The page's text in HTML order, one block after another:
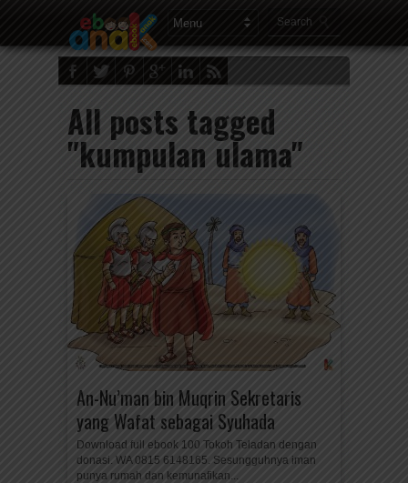
All posts tagged
"kumpulan ulama"
An-Nu’man bin Muqrin Sekretaris
yang Wafat sebagai Syuhada
Download full ebook 100 Tokoh Teladan dengan
donasi. WA 0815 6148165. Sesungguhnya iman
punya rumah dan kemunafikan...